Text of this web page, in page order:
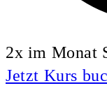
2x im Monat
Jetzt Kurs